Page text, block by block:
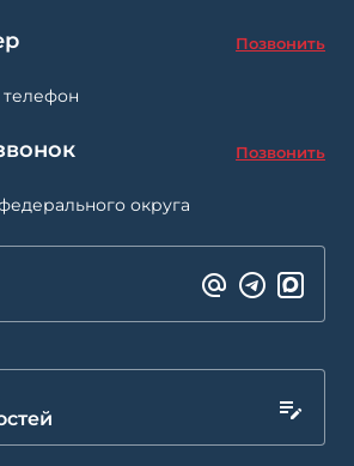
Позвонить
Позвонить
округа